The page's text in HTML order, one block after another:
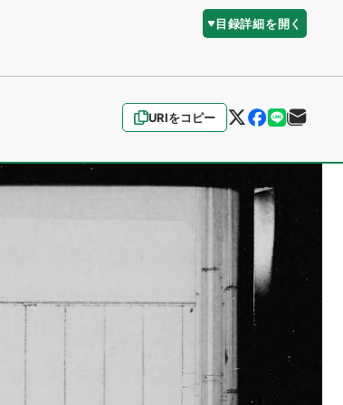
目録詳細を開く
URIをコピー